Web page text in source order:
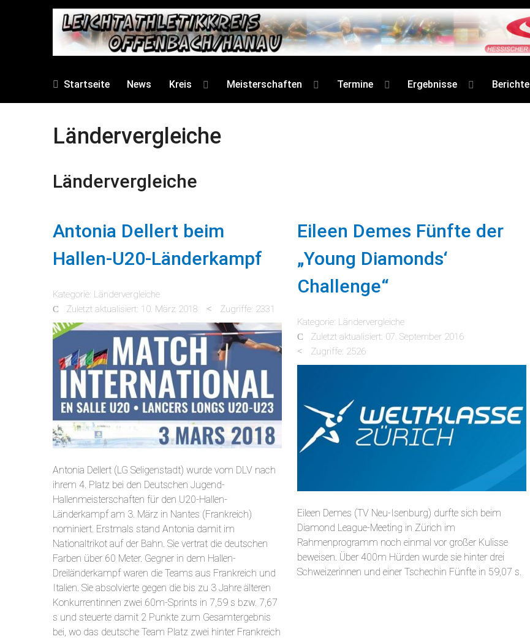
Startseite News Kreis Meisterschaften Termine Ergebnisse Berichte
Ländervergleiche
Ländervergleiche
Antonia Dellert beim
Hallen-U20-Länderkampf
Kategorie: Ländervergleiche
Zuletzt aktualisiert: 10. März 2018
Zugriffe: 2331
Antonia Dellert (LG Seligenstadt) wurde vom DLV nach
ihrem 4. Platz bei den Deutschen Jugend-
Hallenmeisterschaften für den U20-Hallen-
Länderkampf am 3. März in Nantes (Frankreich)
nominiert. Erstmals stand Antonia damit im
Nationaltrikot auf der Bahn. Sie vertrat die deutschen
Farben über 60 Meter. Gegner in dem Hallen-
Dreiländerkampf waren die Teams aus Frankreich und
Italien. Sie absolvierte gegen die bis zu 3 Jahre älteren
Konkurrentinnen zwei 60m-Sprints in 7,59 s bzw. 7,67
s und steuerte damit 2 Punkte zum Gesamtergebnis
bei, wo das deutsche Team Platz zwei hinter Frankreich
Eileen Demes Fünfte der
„Young Diamonds‘
Challenge“
Kategorie: Ländervergleiche
Zuletzt aktualisiert: 07. September 2016
Zugriffe: 2526
Eileen Demes (TV Neu-Isenburg) durfte sich beim
Diamond League-Meeting in Zürich im
Rahmenprogramm noch einmal vor großer Kulisse
beweisen. Über 400m Hürden wurde sie hinter drei
Schweizerinnen und einer Tschechin Fünfte in 59,07 s.